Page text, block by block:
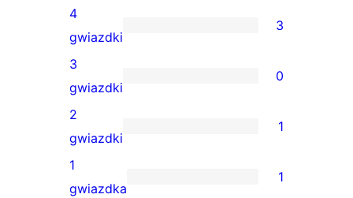
recenzji
5-
gwiazdkowych
3
recenzje
4-
gwiazdkowe
4
gwiazdki
3
0
recenzji
3-
gwiazdkowych
3
gwiazdki
0
1
recenzja
2-
2
gwiazdki
1
1
1
gwiazdka
1